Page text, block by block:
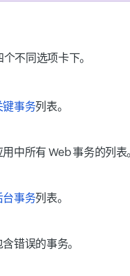
不同选项卡下。
键事务列表。
中所有 Web 事务的列表
台事务列表。
错误的事务。